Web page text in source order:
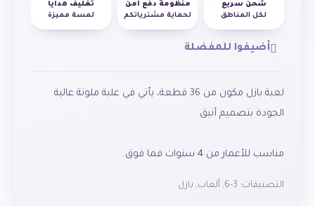
شحن سريع
لكل المناطق
منظومة دفع آمن
لحماية مشترياتكم
تغليف هدايا
لمسة مميزة
أضيفوا للمفضلة
لعبة بازل مكون من 36 قطعة، يأتي في علبة ملونة عالية
مناسب للأعمار من 4 سنوات فما فوق.
التصنيفات: 3-6
, ألعاب, بازل